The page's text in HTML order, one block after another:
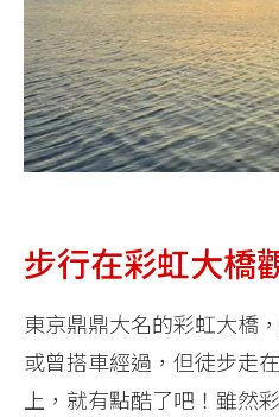
步行在彩虹大橋
東京鼎鼎大名的彩虹大橋
或曾搭車經過，但徒步走
上，就有點酷了吧！雖然